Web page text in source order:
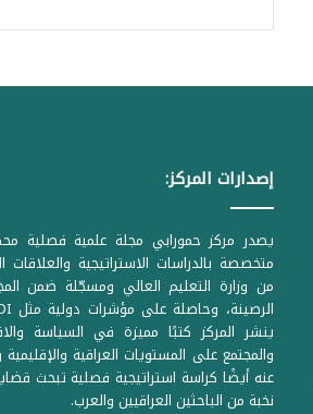
إصدارات المركز:
متخصصة بالدراسات الاستراتيجية والعلاقات
من وزارة التعليم العالي ومسجّلة ضمن
ينشر المركز كتبًا مميزة في السياسة
والمجتمع على المستويات العراقية
عنه أيضًا كراسة استراتيجية فصلية تبحث
نخبة من الباحثين العراقيين والعرب.